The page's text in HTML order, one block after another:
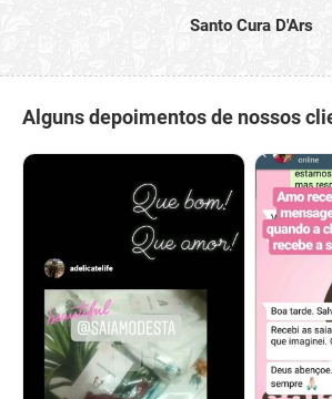
Santo Cura D'Ars
Alguns depoimentos de nossos